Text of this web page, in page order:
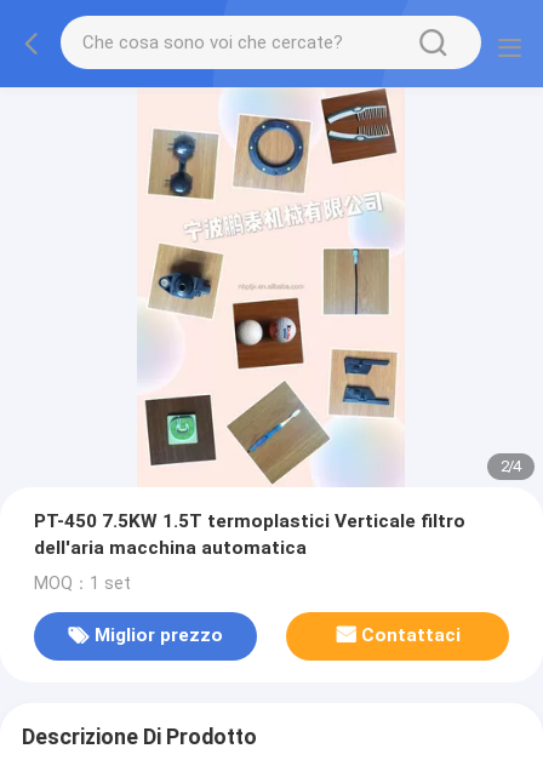
2/4
PT-450 7.5KW 1.5T termoplastici Verticale filtro
dell'aria macchina automatica
MOQ：1 set
Miglior prezzo Contattaci
Descrizione Di Prodotto